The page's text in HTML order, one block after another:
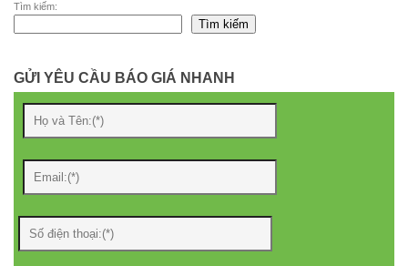
Tìm kiếm:
Tìm kiếm
GỬI YÊU CẦU BÁO GIÁ NHANH